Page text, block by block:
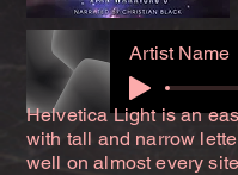
Artist Name
Helvetica Light is an
with tall and narrow
well on almost every